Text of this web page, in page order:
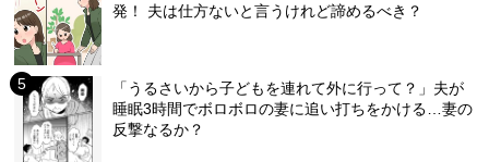
発！ 夫は仕方ないと言うけれど諦めるべき？
「うるさいから子どもを連れて外に行って？」夫が
睡眠3時間でボロボロの妻に追い打ちをかける…妻の
反撃なるか？